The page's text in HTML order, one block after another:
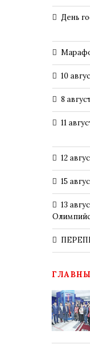
День
10
8
11
12
15
13